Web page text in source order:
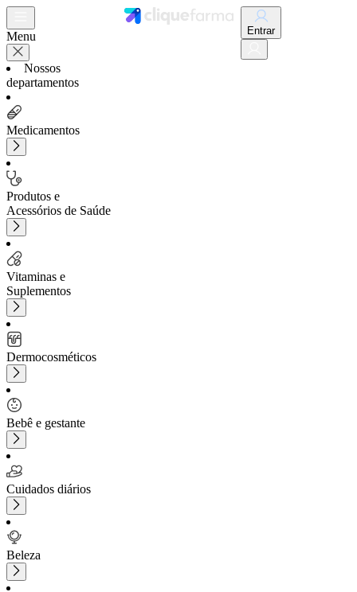
Menu
Nossos
departamentos
Medicamentos
Produtos e
Acessórios de Saúde
Vitaminas e
Suplementos
Dermocosméticos
Bebê e gestante
Cuidados diários
Beleza
Entrar